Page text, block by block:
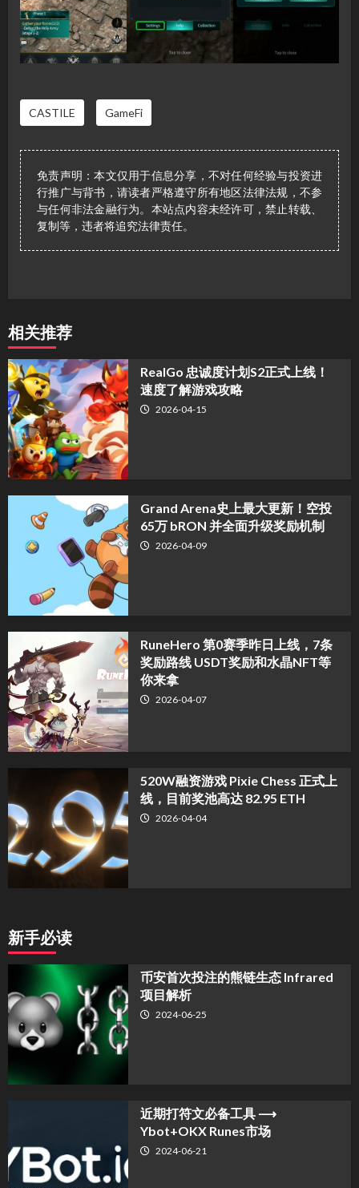
CASTILE GameFi
免责声明：本文仅用于信息分享，不对任何经验与投资进
行推广与背书，请读者严格遵守所有地区法律法规，不参
与任何非法金融行为。本站点内容未经许可，禁止转载、
复制等，违者将追究法律责任。
相关推荐
​RealGo 忠诚度计划S2正式上线！
速度了解游戏攻略
2026-04-15
Grand Arena史上最大更新！空投
65万 bRON 并全面升级奖励机制
2026-04-09
RuneHero 第0赛季昨日上线，7条
奖励路线 USDT奖励和水晶NFT等
你来拿
2026-04-07
520W融资游戏 Pixie Chess 正式上
线，目前奖池高达 82.95 ETH
2026-04-04
新手必读
币安首次投注的熊链生态 Infrared
项目解析
2024-06-25
近期打符文必备工具 ⟶
Ybot+OKX Runes市场
2024-06-21